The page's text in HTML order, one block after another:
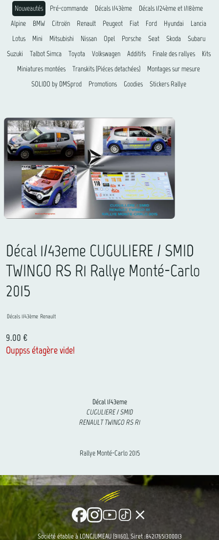
Nouveautés Pré-commande Décals 1/43ème
Décals 1/24ème et 1/18ème
Alpine
BMW Citroën Renault Peugeot Fiat Ford Hyundai
Lancia
Lotus
Mini Mitsubishi Nissan Opel Porsche Seat Skoda
Subaru
Suzuki
Talbot Simca Toyota Volkswagen Additifs Finale des rallyes
Kits
Miniatures montées
Transkits (Piéces detachées)
Montages sur mesure
SOLIDO by DMSprod
Promotions Goodies Stickers Rallye
Décal 1/43eme CUGULIERE / SMID
TWINGO RS R1 Rallye Monté-Carlo
2015
Décals 1/43ème Renault
9.00 €
Ouppss étagère vide!
Décal 1/43eme
CUGULIERE / SMID
RENAULT TWINGO RS R1
Rallye Monté-Carlo 2015
clear
Société établie à LONGJUMEAU (91160), Siret :84217651300013